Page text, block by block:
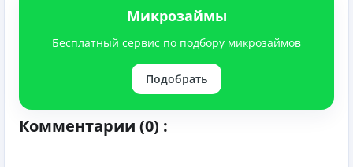
Микрозаймы
Бесплатный сервис по подбору микрозаймов
Подобрать
Комментарии (0) :